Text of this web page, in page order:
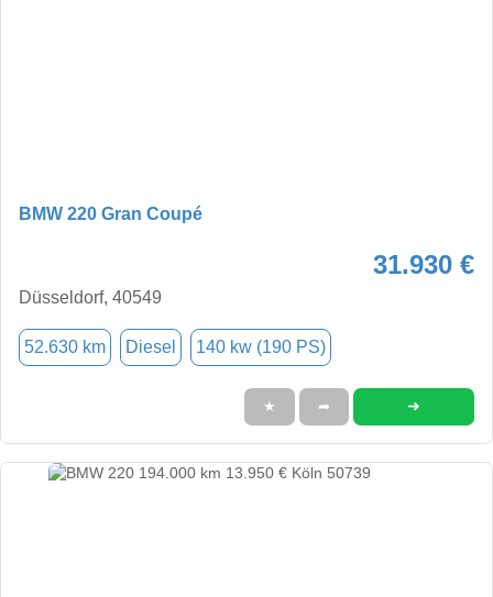
BMW 220 Gran Coupé
31.930 €
Düsseldorf, 40549
52.630 km Diesel 140 kw (190 PS)
★ ➦ ➜